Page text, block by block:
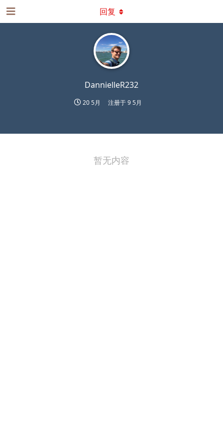
DannielleR232
20 5月 注册于9 5月
回复
暂无内容